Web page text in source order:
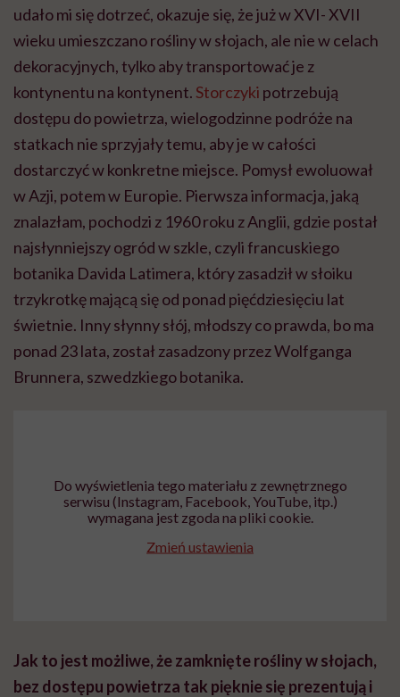
udało mi się dotrzeć, okazuje się, że już w XVI- XVII
wieku umieszczano rośliny w słojach, ale nie w celach
dekoracyjnych, tylko aby transportować je z
kontynentu na kontynent. Storczyki potrzebują
dostępu do powietrza, wielogodzinne podróże na
statkach nie sprzyjały temu, aby je w całości
dostarczyć w konkretne miejsce. Pomysł ewoluował
w Azji, potem w Europie. Pierwsza informacja, jaką
znalazłam, pochodzi z 1960 roku z Anglii, gdzie postał
najsłynniejszy ogród w szkle, czyli francuskiego
botanika Davida Latimera, który zasadził w słoiku
trzykrotkę mającą się od ponad pięćdziesięciu lat
świetnie. Inny słynny słój, młodszy co prawda, bo ma
ponad 23 lata, został zasadzony przez Wolfganga
Brunnera, szwedzkiego botanika.
Do wyświetlenia tego materiału z zewnętrznego
serwisu (Instagram, Facebook, YouTube, itp.)
wymagana jest zgoda na pliki cookie.
Zmień ustawienia
Jak to jest możliwe, że zamknięte rośliny w słojach,
bez dostępu powietrza tak pięknie się prezentują i